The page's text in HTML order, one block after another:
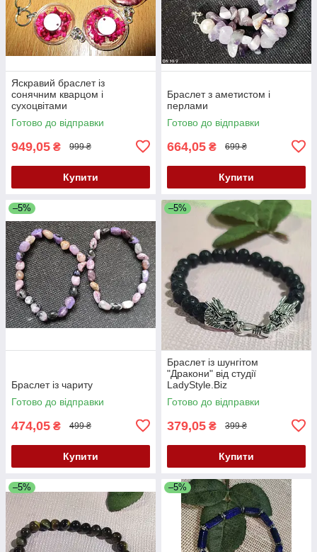
Яскравий браслет із
сонячним кварцом і
сухоцвітами
Готово до відправки
949,05 ₴ 999 ₴
Купити
Браслет з аметистом і
перлами
Готово до відправки
664,05 ₴ 699 ₴
Купити
–5%
Браслет із чариту
Готово до відправки
474,05 ₴ 499 ₴
Купити
–5%
Браслет із шунгітом
"Дракони" від студії
LadyStyle.Biz
Готово до відправки
379,05 ₴ 399 ₴
Купити
–5% –5%